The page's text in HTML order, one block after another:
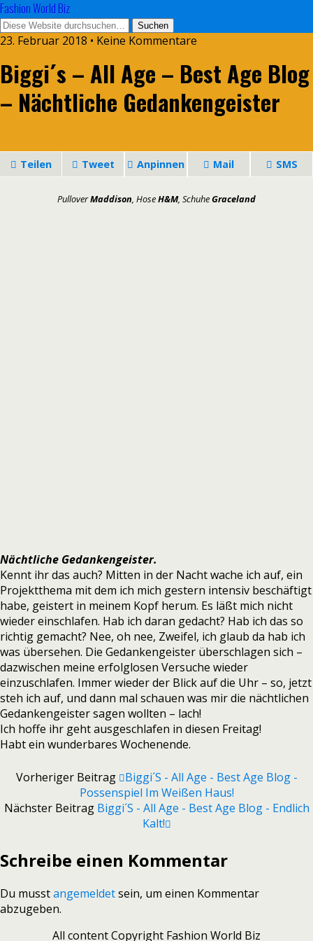
Fashion World Biz
23. Februar 2018 • Keine Kommentare
Biggi´s – All Age – Best Age Blog
– Nächtliche Gedankengeister
Teilen Tweet Anpinnen Mail SMS
PulloverMaddison, HoseH&M, SchuheGraceland
Nächtliche Gedankengeister.
Kennt ihr das auch? Mitten in der Nacht wache ich auf, ein
Projektthema mit dem ich mich gestern intensiv beschäftigt
habe, geistert in meinem Kopf herum. Es läßt mich nicht
wieder einschlafen. Hab ich daran gedacht? Hab ich das so
richtig gemacht? Nee, oh nee, Zweifel, ich glaub da hab ich
was übersehen. Die Gedankengeister überschlagen sich –
dazwischen meine erfolglosen Versuche wieder
einzuschlafen. Immer wieder der Blick auf die Uhr – so, jetzt
steh ich auf, und dann mal schauen was mir die nächtlichen
Gedankengeister sagen wollten – lach!
Ich hoffe ihr geht ausgeschlafen in diesen Freitag!
Habt ein wunderbares Wochenende.
Vorheriger Beitrag
Biggi´s - All Age - Best Age Blog -
Possenspiel Im Weißen Haus!
Nächster Beitrag Biggi´s - All Age - Best Age Blog - Endlich
Kalt!
Schreibe einen Kommentar
Du musstangemeldetsein, um einen Kommentar
abzugeben.
All content Copyright Fashion World Biz